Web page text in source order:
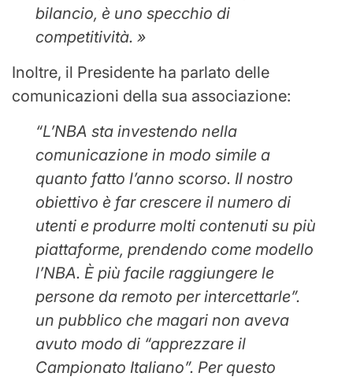
bilancio, è uno specchio di
competitività. »
Inoltre, il Presidente ha parlato delle
comunicazioni della sua associazione:
“L’NBA sta investendo nella
comunicazione in modo simile a
quanto fatto l’anno scorso. Il nostro
obiettivo è far crescere il numero di
utenti e produrre molti contenuti su più
piattaforme, prendendo come modello
l’NBA. È più facile raggiungere le
persone da remoto per intercettarle”.
un pubblico che magari non aveva
avuto modo di “apprezzare il
Campionato Italiano”. Per questo